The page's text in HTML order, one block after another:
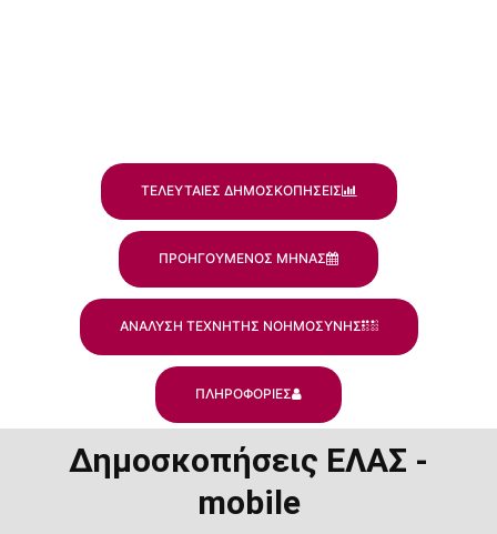
ΤΕΛΕΥΤΑΙΕΣ ΔΗΜΟΣΚΟΠΗΣΕΙΣ
ΠΡΟΗΓΟΥΜΕΝΟΣ ΜΗΝΑΣ
ΑΝΑΛΥΣΗ ΤΕΧΝΗΤΗΣ ΝΟΗΜΟΣΥΝΗΣ
ΠΛΗΡΟΦΟΡΙΕΣ
Δημοσκοπήσεις ΕΛΑΣ -
mobile